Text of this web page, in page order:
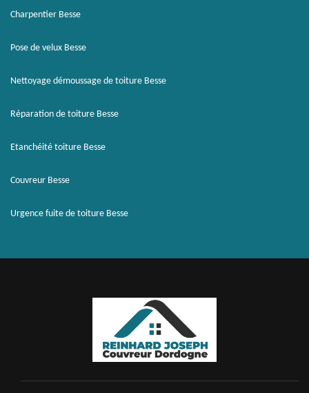
Charpentier Besse
Pose de velux Besse
Nettoyage démoussage de toiture Besse
Réparation de toiture Besse
Etanchéité toiture Besse
Couvreur Besse
Urgence fuite de toiture Besse